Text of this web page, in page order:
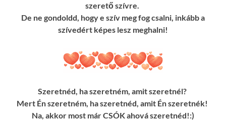
szerető szívre.
De ne gondoldd, hogy e szív meg fog csalni, inkább a
szívedért képes lesz meghalni!
Szeretnéd, ha szeretném, amit szeretnél?
Mert Én szeretném, ha szeretnéd, amit Én szeretnék!
Na, akkor most már CSÓK ahová szeretnéd!:)